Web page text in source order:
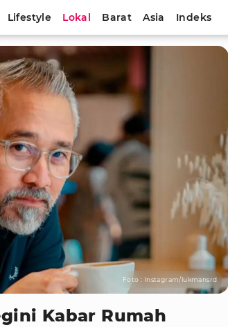
Lifestyle Lokal Barat Asia Indeks
Foto : Instagram/lukmansrd
Kabar Rumah